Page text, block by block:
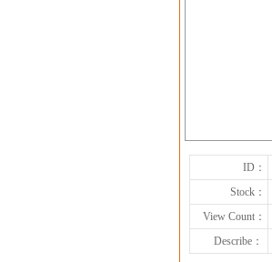
ID：
Stock：
View Count：
Describe：